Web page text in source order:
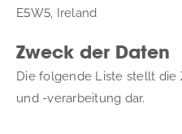
E5W5, Ireland
Zweck der Daten
Die folgende Liste stellt
und -verarbeitung dar.